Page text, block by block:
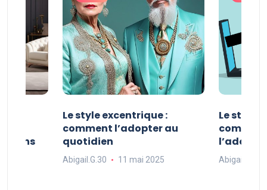
dans
Le style excentrique :
comment l’adopter au
quotidien
Abigail.G.30 11 mai 2025
Le style
Abigail.G.30